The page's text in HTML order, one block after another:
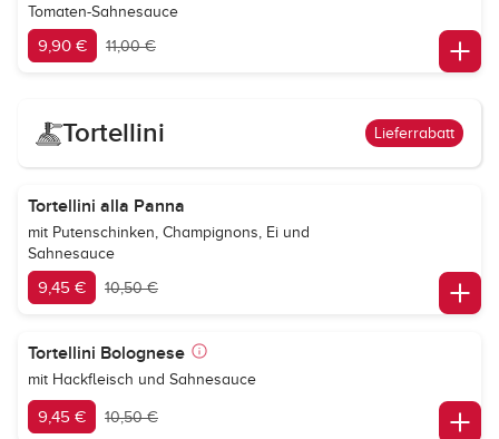
Tomaten-Sahnesauce
9,90 € 11,00 €
Tortellini Lieferrabatt
Tortellini alla Panna
mit Putenschinken, Champignons, Ei und
Sahnesauce
9,45 € 10,50 €
Tortellini Bolognese
mit Hackfleisch und Sahnesauce
9,45 € 10,50 €